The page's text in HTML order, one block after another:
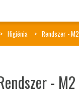
Higiénia Rendszer - M2
- M2